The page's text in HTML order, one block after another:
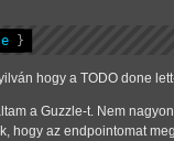
}
hogy a TODO done
a Guzzle-t. Nem
hogy az endpointomat